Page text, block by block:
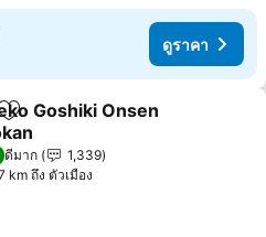
ดูราคา
เพิ่มในรายการโปรด
Goshiki Onsen
ดีมาก
1,339
km ถึง ตัวเมือง